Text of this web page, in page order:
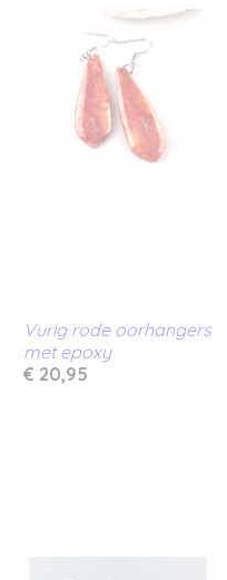
Vurig rode oorhangers
met epoxy
€ 20,95